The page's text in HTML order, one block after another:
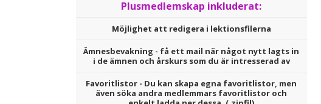
Plusmedlemskap inkluderat:
Möjlighet att redigera i lektionsfilerna
Ämnesbevakning - få ett mail när något nytt lagts in
i de ämnen och årskurs som du är intresserad av
Favoritlistor - Du kan skapa egna favoritlistor, men
även söka andra medlemmars favoritlistor och